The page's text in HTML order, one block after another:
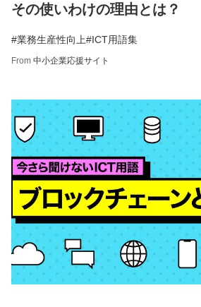
その使いわけの理由とは？
#業務生産性向上#ICT用語集
From 中小企業応援サイト